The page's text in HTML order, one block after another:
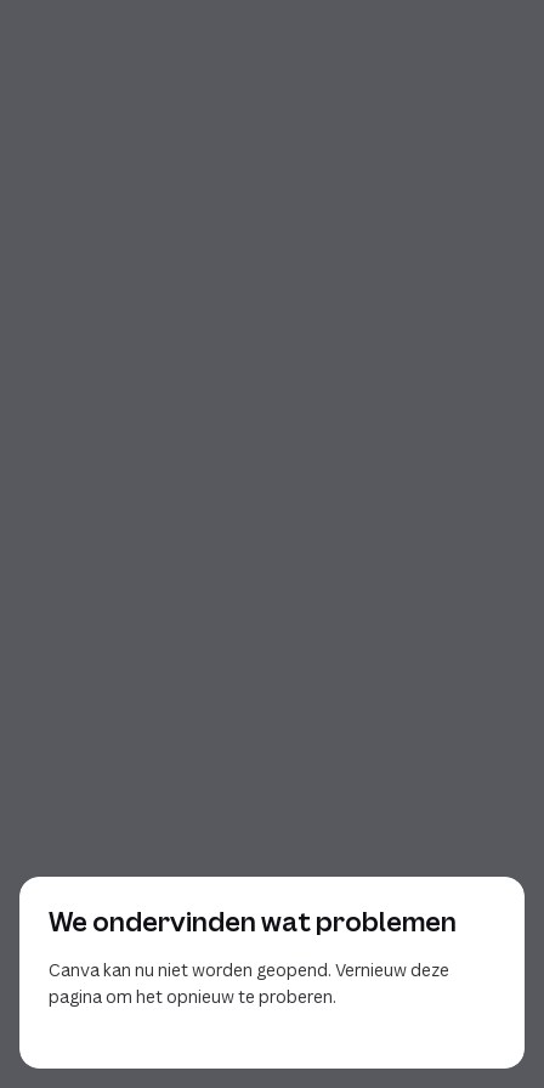
We ondervinden wat problemen
Canva kan nu niet worden geopend. Vernieuw deze
pagina om het opnieuw te proberen.